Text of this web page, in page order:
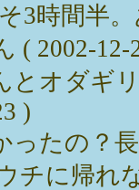
3時間半
( 2002-12-
とオダギ
)
ったの？
チに帰れ